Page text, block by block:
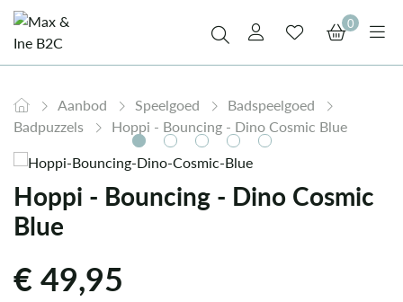
0
Aanbod Speelgoed
Badspeelgoed
Badpuzzels
Hoppi - Bouncing - Dino Cosmic Blue
Hoppi - Bouncing - Dino Cosmic
Blue
€49,95